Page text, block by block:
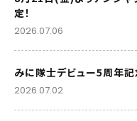
定！
2026.07.06
みに隊士デビュー5周年記
2026.07.02